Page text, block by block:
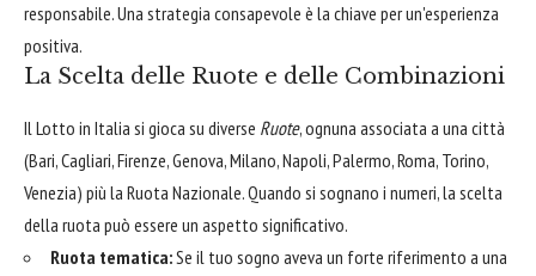
responsabile. Una strategia consapevole è la chiave per un'esperienza
positiva.
La Scelta delle Ruote e delle Combinazioni
Il Lotto in Italia si gioca su diverse Ruote, ognuna associata a una città
(Bari, Cagliari, Firenze, Genova, Milano, Napoli, Palermo, Roma, Torino,
Venezia) più la Ruota Nazionale. Quando si sognano i numeri, la scelta
della ruota può essere un aspetto significativo.
Ruota tematica:Se il tuo sogno aveva un forte riferimento a una